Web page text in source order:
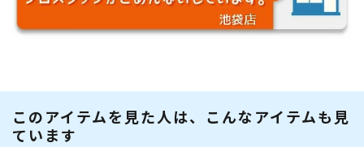
このアイテムを見た人は、こんなアイテムも見
ています